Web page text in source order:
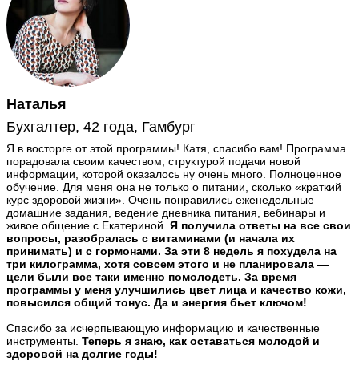
Наталья
Бухгалтер, 42 года, Гамбург
Я в восторге от этой программы! Катя, спасибо вам! Программа
порадовала своим качеством, структурой подачи новой
информации, которой оказалось ну очень много. Полноценное
обучение. Для меня она не только о питании, сколько «краткий
курс здоровой жизни». Очень понравились еженедельные
домашние задания, ведение дневника питания, вебинары и
живое общение с Екатериной. Я получила ответы на все свои
вопросы, разобралась с витаминами (и начала их
принимать) и с гормонами. За эти 8 недель я похудела на
три килограмма, хотя совсем этого и не планировала —
цели были все таки именно помолодеть. За время
программы у меня улучшились цвет лица и качество кожи,
повысился общий тонус. Да и энергия бьет ключом!
Спасибо за исчерпывающую информацию и качественные
инструменты. Теперь я знаю, как оставаться молодой и
здоровой на долгие годы!